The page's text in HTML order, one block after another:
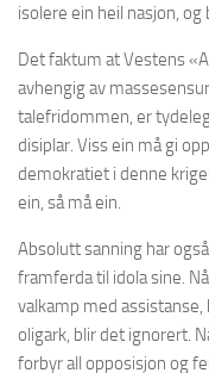
isolere ein heil nasjon, og
Det faktum at Vestens
avhengig av
talefridommen, er
disiplar. Viss ein må gi
demokratiet i denne
ein, så må ein.
Absolutt sanning har
framferda til idola sine.
valkamp med
oligark, blir det ignorert.
forbyr all opposisjon og